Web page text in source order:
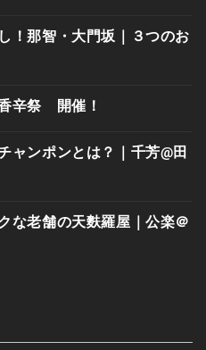
那智・大門坂｜３つのお
辛祭 開催！
ャンポンとは？｜千芳@田
な老舗の天麩羅屋｜公楽＠